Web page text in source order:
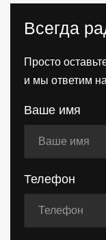
Всегда
Просто
и мы ответим
Ваше имя
Телефон